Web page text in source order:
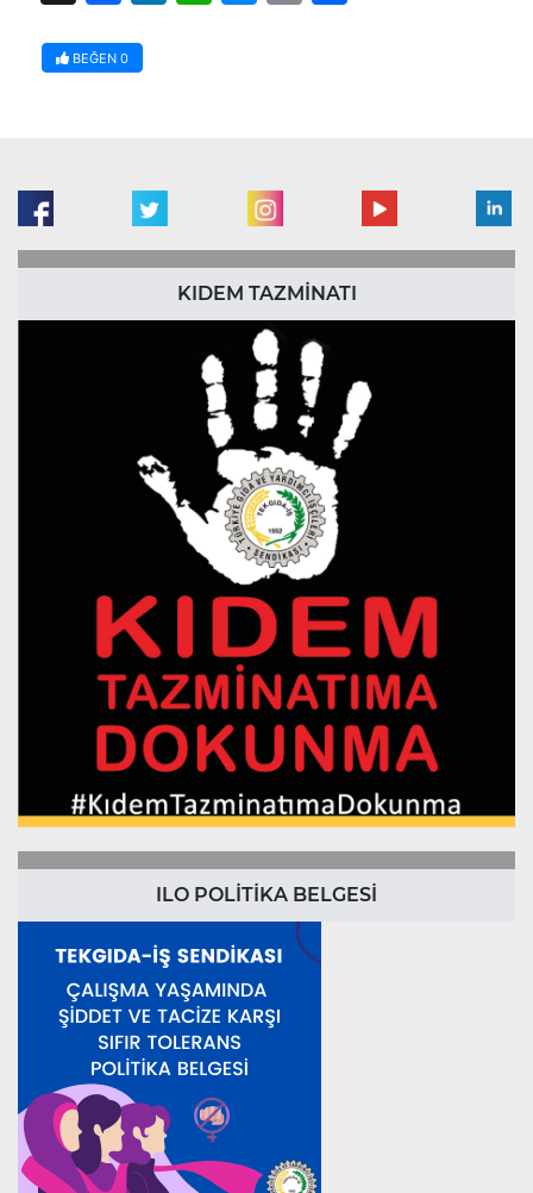
BEĞEN 0
KIDEM TAZMİNATI
ILO POLİTİKA BELGESİ